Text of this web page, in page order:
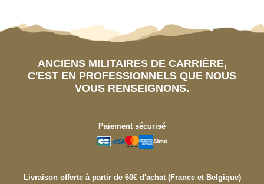
ANCIENS MILITAIRES DE CARRIÈRE,
C'EST EN PROFESSIONNELS QUE NOUS
VOUS RENSEIGNONS.
Paiement sécurisé
Livraison offerte à partir de 60€ d'achat (France et Belgique)